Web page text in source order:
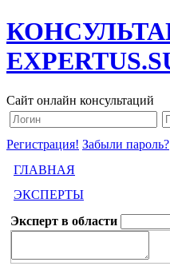
Сайт онлайн консультаций
Регистрация! Забыли пароль?
ГЛАВНАЯ
ЭКСПЕРТЫ
Эксперт в области